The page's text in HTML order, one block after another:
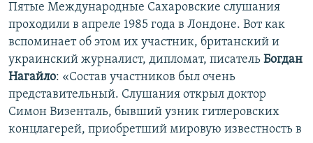
Пятые Международные Сахаровские слушания
проходили в апреле 1985 года в Лондоне. Вот как
вспоминает об этом их участник, британский и
украинский журналист, дипломат, писатель Богдан
Нагайло: «Состав участников был очень
представительный. Слушания открыл доктор
Симон Визенталь, бывший узник гитлеровских
концлагерей, приобретший мировую известность в